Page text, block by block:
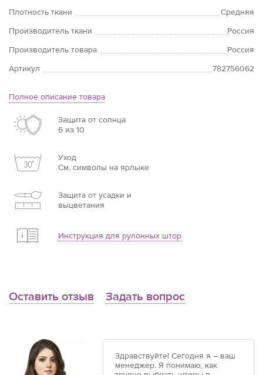
Плотность ткани
Средняя
Производитель ткани
Россия
Производитель товара
Россия
Артикул
782756062
Полное описание товара
Защита от солнца
6 из 10
Уход
См. символы на ярлыке
Защита от усадки и
выцветания
Инструкция для рулонных штор
Оставить отзыв Задать вопрос
Здравствуйте! Сегодня я – ваш
менеджер. Я понимаю, как